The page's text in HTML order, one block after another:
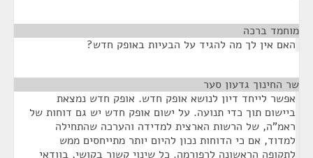
מוחמד ברכה
האם אין לך מה להגיד על הבעיות באופק חדש?
שר החינוך גדעון סער
אפשר לייחד דיון לנושא אופק חדש. אופק חדש נמצאת
ביישום תוך כדי תנועה. על ישום אופק חדש יש גם דוחות של
ראמ"ה, של הרשות הארצית למדידה והערכה שהתחילה
למדוד, אם כי הדוחות נכון להיום יותר מתייחסים ממש
לתקופה הראשונה לרפורמה. כל שינוי קשור בקושי, בוודאי